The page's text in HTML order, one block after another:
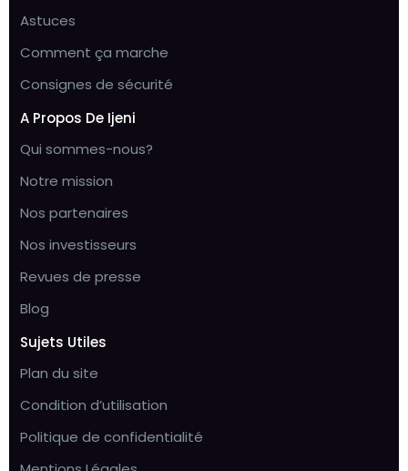
Astuces
Comment ça marche
Consignes de sécurité
A Propos De Ijeni
Qui sommes-nous?
Notre mission
Nos partenaires
Nos investisseurs
Revues de presse
Blog
Sujets Utiles
Plan du site
Condition d’utilisation
Politique de confidentialité